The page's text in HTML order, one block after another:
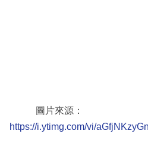
圖片來源：
https://i.ytimg.com/vi/